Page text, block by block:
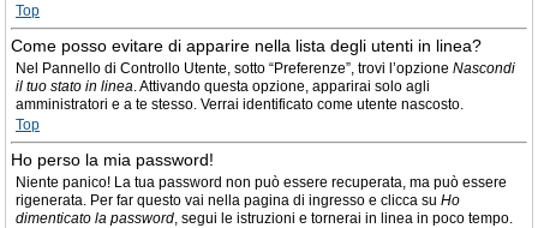
Top
Come posso evitare di apparire nella lista degli utenti in linea?
Nel Pannello di Controllo Utente, sotto “Preferenze”, trovi l’opzione Nascondi
il tuo stato in linea. Attivando questa opzione, apparirai solo agli
amministratori e a te stesso. Verrai identificato come utente nascosto.
Top
Ho perso la mia password!
Niente panico! La tua password non può essere recuperata, ma può essere
rigenerata. Per far questo vai nella pagina di ingresso e clicca su Ho
dimenticato la password, segui le istruzioni e tornerai in linea in poco tempo.